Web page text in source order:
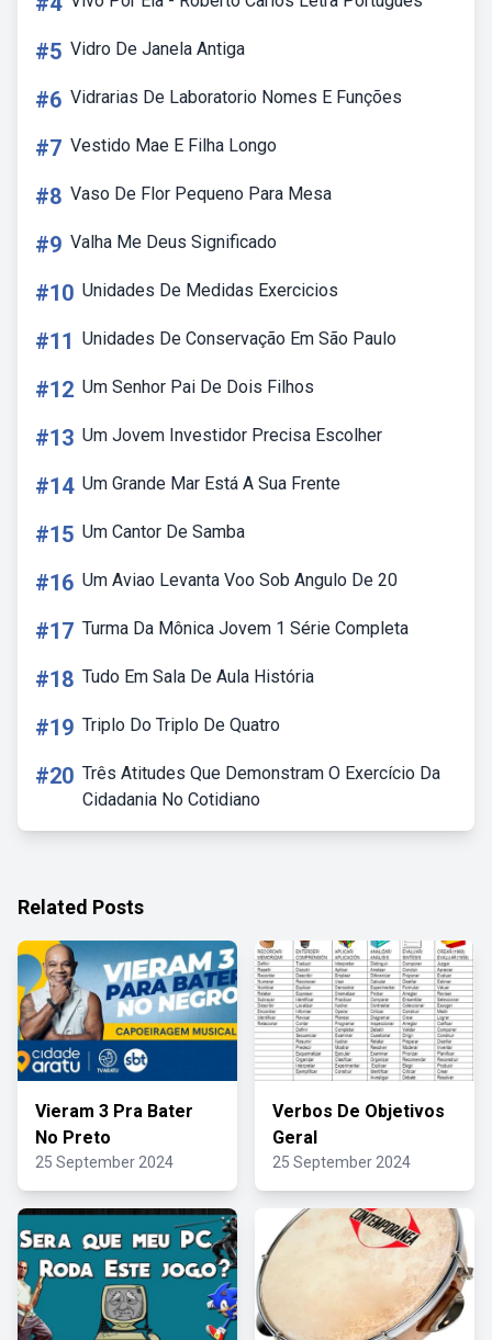
#5 Vidro De Janela Antiga
#6 Vidrarias De Laboratorio Nomes E Funções
#7 Vestido Mae E Filha Longo
#8 Vaso De Flor Pequeno Para Mesa
#9 Valha Me Deus Significado
#10 Unidades De Medidas Exercicios
#11 Unidades De Conservação Em São Paulo
#12 Um Senhor Pai De Dois Filhos
#13 Um Jovem Investidor Precisa Escolher
#14 Um Grande Mar Está A Sua Frente
#15 Um Cantor De Samba
#16 Um Aviao Levanta Voo Sob Angulo De 20
#17 Turma Da Mônica Jovem 1 Série Completa
#18 Tudo Em Sala De Aula História
#19 Triplo Do Triplo De Quatro
#20 Três Atitudes Que Demonstram O Exercício Da
Cidadania No Cotidiano
Related Posts
Vieram 3 Pra Bater
No Preto
25 September 2024
Verbos De Objetivos
Geral
25 September 2024